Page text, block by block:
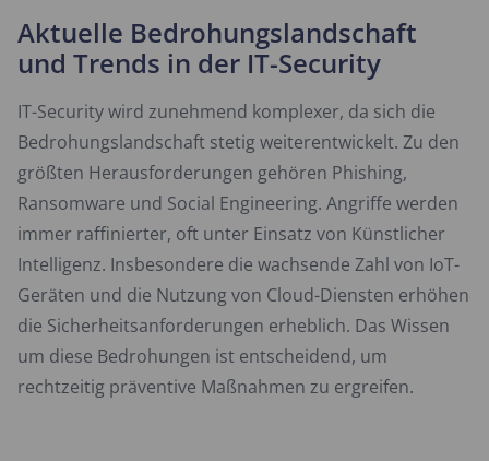
Aktuelle Bedrohungslandschaft
und Trends in der IT-Security
IT-Security wird zunehmend komplexer, da sich die
Bedrohungslandschaft stetig weiterentwickelt. Zu den
größten Herausforderungen gehören Phishing,
Ransomware und Social Engineering. Angriffe werden
immer raffinierter, oft unter Einsatz von Künstlicher
Intelligenz. Insbesondere die wachsende Zahl von IoT-
Geräten und die Nutzung von Cloud-Diensten erhöhen
die Sicherheitsanforderungen erheblich. Das Wissen
um diese Bedrohungen ist entscheidend, um
rechtzeitig präventive Maßnahmen zu ergreifen.